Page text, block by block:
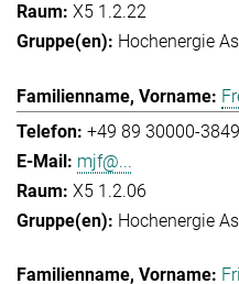
X5 1.2.22
Hochenergie
+49 89 30000-3849
mjf@...
X5 1.2.06
Hochenergie